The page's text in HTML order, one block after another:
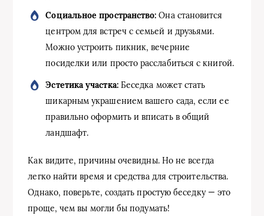
Социальное пространство: Она становится
центром для встреч с семьей и друзьями.
Можно устроить пикник, вечерние
посиделки или просто расслабиться с книгой.
Эстетика участка:Беседка может стать
шикарным украшением вашего сада, если ее
правильно оформить и вписать в общий
ландшафт.
Как видите, причины очевидны. Но не всегда
легко найти время и средства для строительства.
Однако, поверьте, создать простую беседку — это
проще, чем вы могли бы подумать!